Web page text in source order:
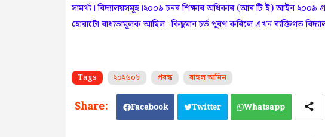
সামৰ্থ্য। বিদ্যালয়সমূহ।২০০৯ চনৰ শিক্ষাৰ অধিকাৰ (আৰ টি ই) আইন ২০০৯
হোৱাটো বাধ্যতামূলক আছিল। কিছুমান চৰ্ত পূৰণ কৰিলে এখন ব্যক্তিগত
Tags ২০২৬০৮ প্ৰবন্ধ ৰাহুল আমিন
Facebook Twitter Whatsapp